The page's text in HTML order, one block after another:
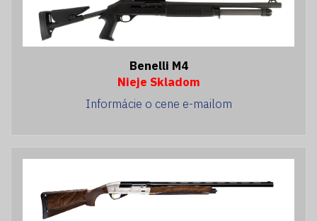
Benelli M4
Nieje Skladom
Informácie o cene e-mailom